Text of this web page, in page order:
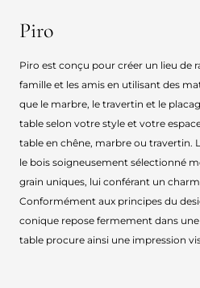
Piro
Piro est conçu pour créer un lieu de
famille et les amis en utilisant des
que le marbre, le travertin et le
table selon votre style et votre
table en chêne, marbre ou travertin.
le bois soigneusement sélectionné
grain uniques, lui conférant un
Conformément aux principes du
conique repose fermement dans
table procure ainsi une impression